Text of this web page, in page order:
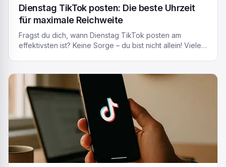
Dienstag TikTok posten: Die beste Uhrzeit
für maximale Reichweite
Fragst du dich, wann Dienstag TikTok posten am
effektivsten ist? Keine Sorge – du bist nicht allein! Viele
posten sollte, um möglichst viral zu gehen. In diesem
Artikel erfährst du, welche Zeiten sich am Dienstag
anbieten, warum das Timing für […]